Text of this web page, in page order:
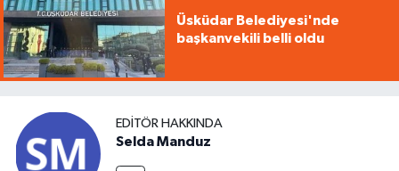
Üsküdar Belediyesi'nde
başkanvekili belli oldu
EDITÖR HAKKINDA
Selda Manduz